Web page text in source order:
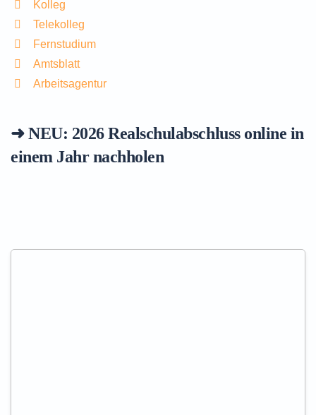
Kolleg
Telekolleg
Fernstudium
Amtsblatt
Arbeitsagentur
➜ NEU: 2026Realschulabschluss online in
einem Jahr nachholen